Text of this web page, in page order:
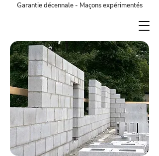
Garantie décennale - Maçons expérimentés